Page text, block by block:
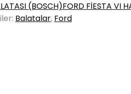
(BOSCH)FORD FİESTA VI
Balatalar, Ford